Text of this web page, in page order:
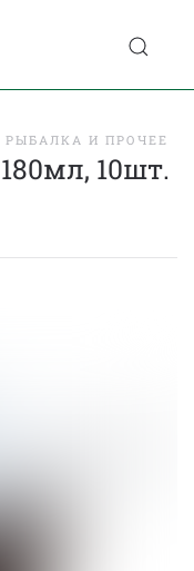
РЫБАЛКА И ПРОЧЕЕ
10шт.